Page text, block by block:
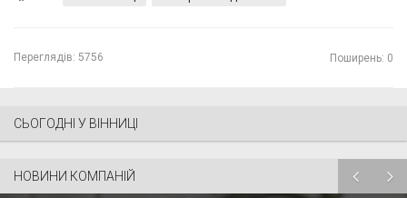
Переглядів: 5756 Поширень: 0
СЬОГОДНІ У ВІННИЦІ
НОВИНИ КОМПАНІЙ